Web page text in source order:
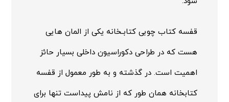
قفسه کتاب چوبی کتابـخانه یکی از المان هایی
هست که در طراحی دکوراسیون داخلی بسیار حائز
اهمیت است. در گذشته و به طور معمول از قفسه
کتابخانه همان طور که از نامش پیداست تنها برای